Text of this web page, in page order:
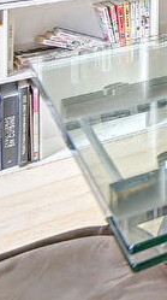
optimisé
vis a vis.
|Honoraires : 3.04%